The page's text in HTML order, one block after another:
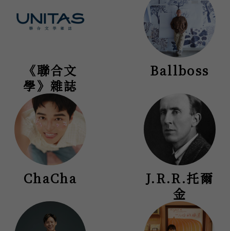
《聯合文
學》雜誌
Ballboss
ChaCha
J.R.R.托爾
金